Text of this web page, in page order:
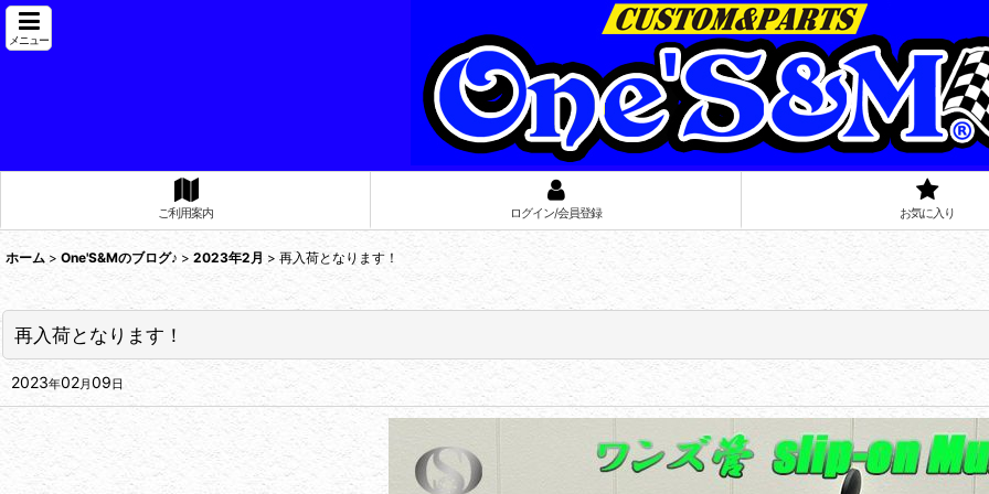
メニュー
ご利用案内 ログイン/会員登録 お気に入り
ホーム > One'S&Mのブログ♪ > 2023年2月 > 再入荷となります！
再入荷となります！
2023年02月09日